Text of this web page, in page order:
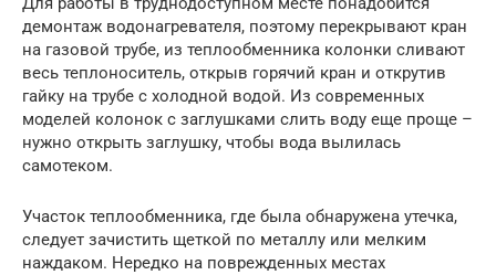
демонтаж водонагревателя, поэтому перекрывают кран
на газовой трубе, из теплообменника колонки сливают
весь теплоноситель, открыв горячий кран и открутив
гайку на трубе с холодной водой. Из современных
моделей колонок с заглушками слить воду еще проще –
нужно открыть заглушку, чтобы вода вылилась
самотеком.
Участок теплообменника, где была обнаружена утечка,
следует зачистить щеткой по металлу или мелким
наждаком. Нередко на поврежденных местах